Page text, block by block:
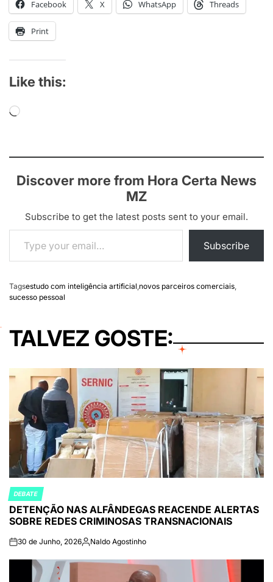
Facebook X WhatsApp Threads
Print
Like this:
Loading…
Discover more from Hora Certa News
MZ
Subscribe to get the latest posts sent to your email.
Type your email…
Subscribe
Tagsestudo com inteligência artificial,novos parceiros comerciais,
sucesso pessoal
TALVEZ GOSTE:
POSTED
IN
DEBATE
DETENÇÃO NAS ALFÂNDEGAS REACENDE ALERTAS
SOBRE REDES CRIMINOSAS TRANSNACIONAIS
on30 de Junho, 2026Publicado
Naldo Agostinho